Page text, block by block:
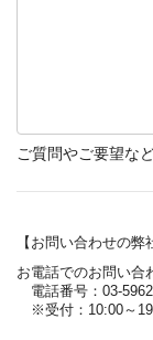
ご質問やご要望な
【お問い合わせの弊
お電話でのお問い合
電話番号：03-
※受付：10:00～